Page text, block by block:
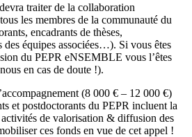
traiter de la collaboration
les membres de la communauté du
encadrants de thèses,
des équipes associées…). Si vous êtes
du PEPR eNSEMBLE vous l’êtes
en cas de doute !).
(8 000 € – 12 000 €)
et postdoctorants du PEPR incluent la
de valorisation & diffusion des
ces fonds en vue de cet appel !